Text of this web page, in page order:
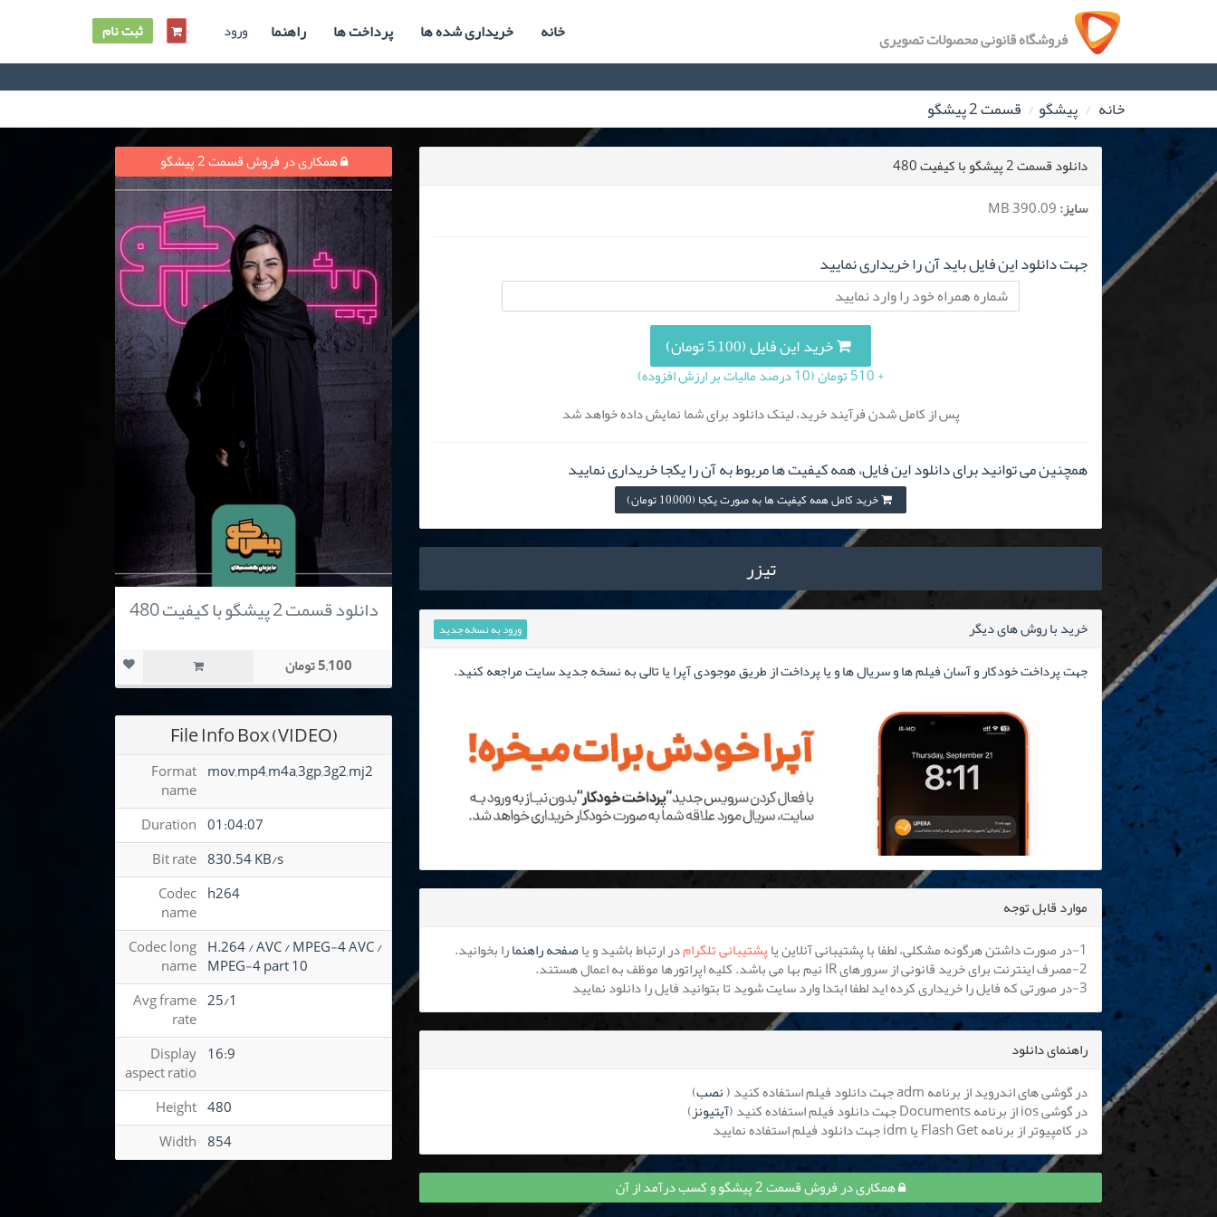
فروشگاه قانونی محصولات تصویری خانه خریداری شده ها پرداخت ها راهنما ورود ثبت نام
خانه پیشگو قسمت 2 پیشگو
دانلود قسمت 2 پیشگو با کیفیت 480
سایز:
جهت دانلود این فایل باید آن را خریداری نمایید
خرید این فایل (5,100 تومان)
+ 510 تومان (10 درصد مالیات بر ارزش افزوده)
پس از کامل شدن فرآیند خرید، لینک دانلود برای شما نمایش داده خواهد شد
همچنین می توانید برای دانلود این فایل، همه کیفیت ها مربوط به آن را یکجا خریداری نمایید
خرید کامل همه کیفیت ها به صورت یکجا (10,000 تومان)
تیزر
خرید با روش های دیگر ورود به نسخه جدید
جهت پرداخت خودکار و آسان فیلم ها و سریال ها و یا پرداخت از طریق موجودی آپرا یا تالی به نسخه جدید سایت مراجعه کنید.
موارد قابل توجه
1-در صورت داشتن هرگونه مشکلی، لطفا با پشتیبانی آنلاین یا
پشتیبانی تلگرامدر ارتباط باشید و یاصفحه راهنمارا بخوانید.
2-مصرف اینترنت برای خرید قانونی از سرورهای IR نیم بها می باشد. کلیه اپراتورها موظف به اعمال هستند.
3-در صورتی که فایل را خریداری کرده اید لطفا ابتدا وارد سایت شوید تا بتوانید فایل را دانلود نمایید
راهنمای دانلود
در گوشی های اندروید از برنامه adm جهت دانلود فیلم استفاده کنید (
نصب)
در گوشی ios از برنامه Documents جهت دانلود فیلم استفاده کنید ( آیتیونز)
در کامپیوتر از برنامه Flash Get یا idm جهت دانلود فیلم استفاده نمایید
همکاری در فروش قسمت 2 پیشگو و کسب درآمد از آن
همکاری در فروش قسمت 2 پیشگو
دانلود قسمت 2 پیشگو با کیفیت 480
5,100 تومان
File Info Box (VIDEO)
Format
name
mov,mp4,m4a,3gp,3g2,mj2
Duration 01:04:07
Bit rate 830.54 KB/s
Codec
name
h264
Codec long
name
H.264 / AVC / MPEG-4 AVC /
MPEG-4 part 10
Avg frame
rate
25/1
Display
aspect ratio
16:9
Height 480
Width 854